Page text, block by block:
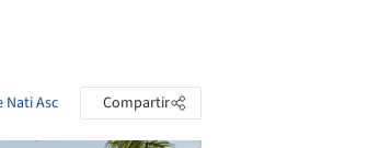
Nati Asc Compartir